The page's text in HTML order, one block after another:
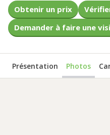
Obtenir un prix
Demander à faire une
Présentation Photos